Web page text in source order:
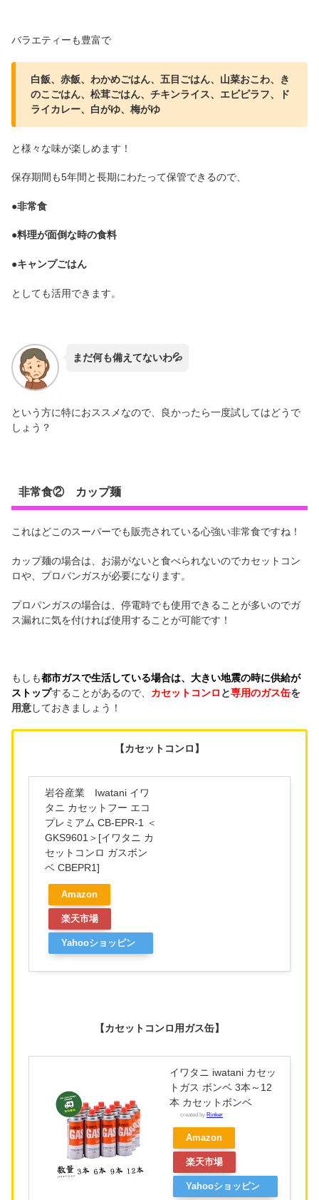
バラエティーも豊富で
白飯、赤飯、わかめごはん、五目ごはん、山菜おこわ、き
のこごはん、松茸ごはん、チキンライス、エビピラフ、ド
ライカレー、白がゆ、梅がゆ
と様々な味が楽しめます！
保存期間も5年間と長期にわたって保管できるので、
●非常食
●料理が面倒な時の食料
●キャンプごはん
としても活用できます。
まだ何も備えてないわ💦
という方に特におススメなので、良かったら一度試してはどうで
しょう？
非常食② カップ麺
これはどこのスーパーでも販売されている心強い非常食ですね！
カップ麺の場合は、お湯がないと食べられないのでカセットコン
ロや、プロパンガスが必要になります。
プロパンガスの場合は、停電時でも使用できることが多いのでガ
ス漏れに気を付ければ使用することが可能です！
もしも都市ガスで生活している場合は、大きい地震の時に供給が
ストップすることがあるので、 カセットコンロ と専用のガス缶を
用意しておきましょう！
【カセットコンロ】
岩谷産業 Iwatani イワ
タニ カセットフー エコ
プレミアム CB-EPR-1 ＜
GKS9601＞[イワタニ カ
セットコンロ ガスボン
ベ CBEPR1]
Amazon
楽天市場
Yahooショッピン
【カセットコンロ用ガス缶】
イワタニ iwatani カセッ
トガス ボンベ 3本～12
本 カセットボンベ
created by Rinker
Amazon
楽天市場
Yahooショッピン